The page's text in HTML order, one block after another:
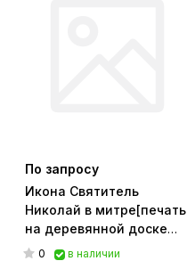
По запросу
Икона Святитель
Николай в митре[печать
на деревянной доске
покрыта лаком]15*20см.
0
в наличии